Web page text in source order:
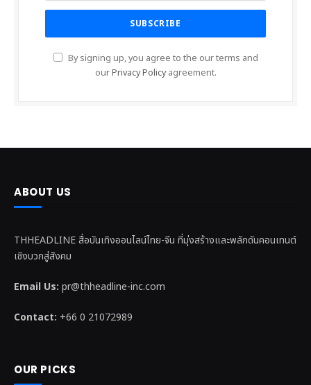
By signing up, you agree to the our terms and
ourPrivacy Policyagreement.
ABOUT US
THHEADLINE สื่อบันเทิงออนไลน์ไทย-จีน ที่มุ่งสร้างและพลักดันคอนเทนต์
เชิงบวกสู่สังคม
Email Us: pr@thheadline-inc.com
Contact: +66 0 21072989
OUR PICKS